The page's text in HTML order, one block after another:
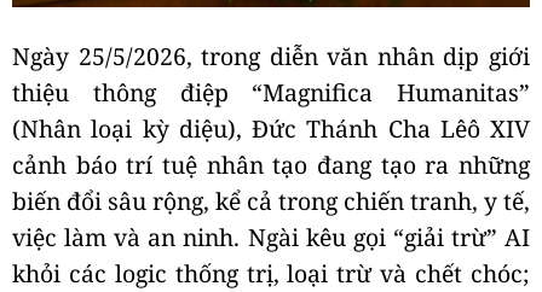
Ngày 25/5/2026, trong diễn văn nhân dịp giới
thiệu thông điệp “Magnifica Humanitas”
(Nhân loại kỳ diệu), Đức Thánh Cha Lêô XIV
cảnh báo trí tuệ nhân tạo đang tạo ra những
biến đổi sâu rộng, kể cả trong chiến tranh, y tế,
việc làm và an ninh. Ngài kêu gọi “giải trừ” AI
khỏi các logic thống trị, loại trừ và chết chóc;